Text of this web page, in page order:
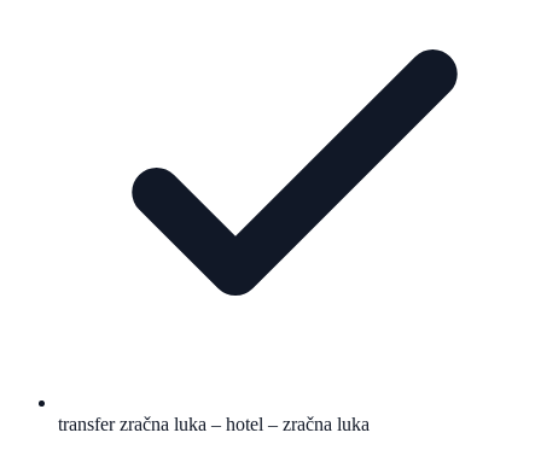
transfer zračna luka – hotel – zračna luka